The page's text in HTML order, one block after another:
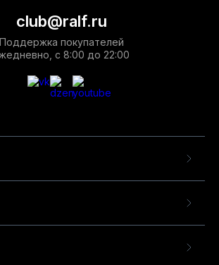
club@ralf.ru
Поддержка покупателей
с 8:00 до 22:00